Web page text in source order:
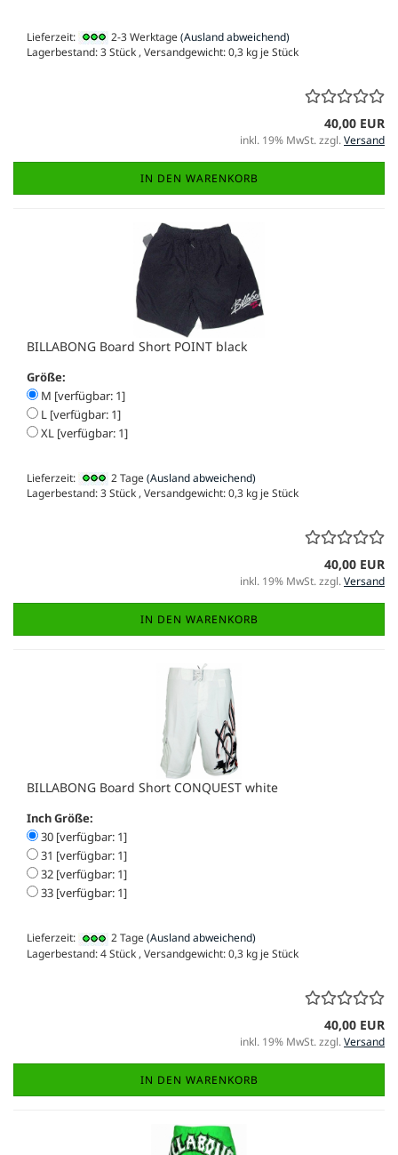
Lieferzeit: 2-3 Werktage(Ausland abweichend)
Lagerbestand: 3 Stück , Versandgewicht:0,3 kg je Stück
40,00 EUR
inkl. 19% MwSt. zzgl.Versand
IN DEN WARENKORB
BILLABONG Board Short POINT black
Größe:
M [verfügbar: 1]
L [verfügbar: 1]
XL [verfügbar: 1]
Lieferzeit: 2 Tage(Ausland abweichend)
Lagerbestand: 3 Stück , Versandgewicht:0,3 kg je Stück
40,00 EUR
inkl. 19% MwSt. zzgl.Versand
IN DEN WARENKORB
BILLABONG Board Short CONQUEST white
Inch Größe:
30 [verfügbar: 1]
31 [verfügbar: 1]
32 [verfügbar: 1]
33 [verfügbar: 1]
Lieferzeit: 2 Tage(Ausland abweichend)
Lagerbestand: 4 Stück , Versandgewicht:0,3 kg je Stück
40,00 EUR
inkl. 19% MwSt. zzgl.Versand
IN DEN WARENKORB